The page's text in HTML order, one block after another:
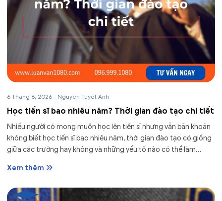
6 Tháng 8, 2026 - Nguyễn Tuyết Anh
Học tiến sĩ bao nhiêu năm? Thời gian đào tạo chi tiết
Nhiều người có mong muốn học lên tiến sĩ nhưng vẫn băn khoăn
không biết học tiến sĩ bao nhiêu năm, thời gian đào tạo có giống
giữa các trường hay không và những yếu tố nào có thể làm...
Xem thêm